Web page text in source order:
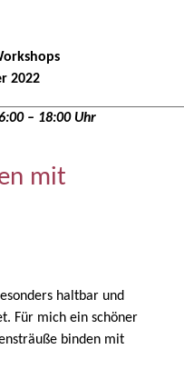
2022
– 18:00 Uhr
mit
haltbar und
Für mich ein schöner
binden mit